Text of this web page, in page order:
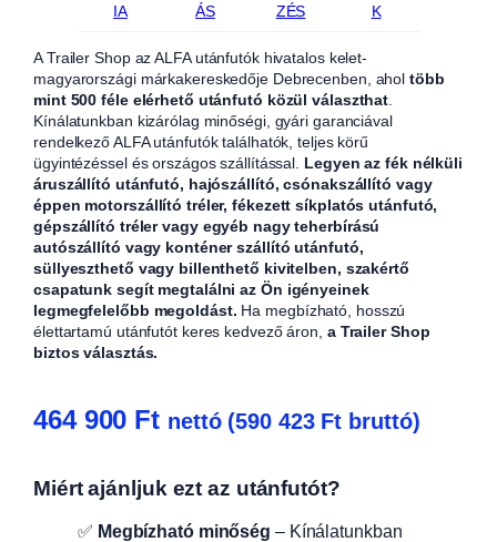
IA
ÁS
ZÉS
K
A Trailer Shop az ALFA utánfutók hivatalos kelet-
magyarországi márkakereskedője Debrecenben, aholtöbb
mint 500 féle elérhető utánfutó közül választhat
Kínálatunkban kizárólag minőségi, gyári garanciával
rendelkező ALFA utánfutók találhatók, teljes körű
ügyintézéssel és országos szállítással. Legyen az fék nélküli
áruszállító utánfutó, hajószállító, csónakszállító vagy
éppen motorszállító tréler, fékezett síkplatós utánfutó,
gépszállító tréler vagy egyéb nagy teherbírású
autószállító vagy konténer szállító utánfutó,
süllyeszthető vagy billenthető kivitelben, szakértő
csapatunk segít megtalálni az Ön igényeinek
legmegfelelőbb megoldást. Ha megbízható, hosszú
élettartamú utánfutót keres kedvező áron, a Trailer Shop
biztos választás.
464 900 Ft nettó (590 423 Ft bruttó)
Miért ajánljuk ezt az utánfutót?
✅ Megbízható minőség – Kínálatunkban